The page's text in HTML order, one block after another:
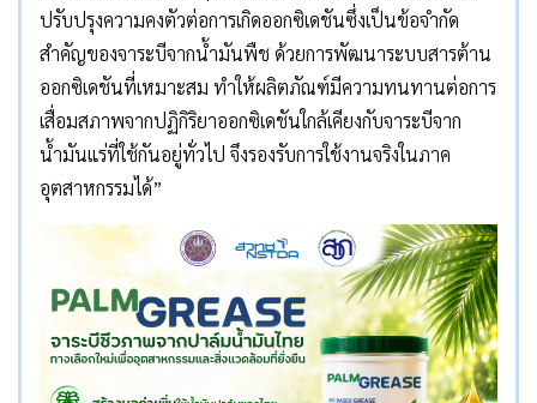
ปรับปรุงความคงตัวต่อการเกิดออกซิเดชันซึ่งเป็นข้อจำกัด
สำคัญของจาระบีจากน้ำมันพืช ด้วยการพัฒนาระบบสารต้าน
ออกซิเดชันที่เหมาะสม ทำให้ผลิตภัณฑ์มีความทนทานต่อการ
เสื่อมสภาพจากปฏิกิริยาออกซิเดชันใกล้เคียงกับจาระบีจาก
น้ำมันแร่ที่ใช้กันอยู่ทั่วไป จึงรองรับการใช้งานจริงในภาค
อุตสาหกรรมได้”